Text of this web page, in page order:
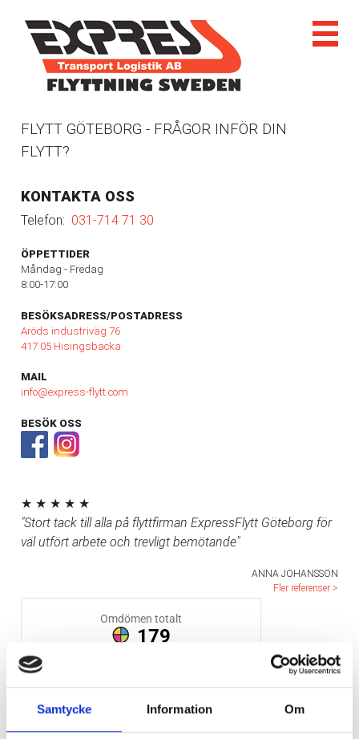
Samtycke Information Om
FLYTT GÖTEBORG - FRÅGOR INFÖR DIN
FLYTT?
KONTAKTA OSS
Telefon: 031-714 71 30
ÖPPETTIDER
Måndag - Fredag
8:00-17:00
BESÖKSADRESS/POSTADRESS
Aröds industriväg 76
417 05 Hisingsbacka
MAIL
info@express-flytt.com
BESÖK OSS
★ ★ ★ ★ ★
"Stort tack till alla på flyttfirman ExpressFlytt Göteborg för
väl utfört arbete och trevligt bemötande"
ANNA JOHANSSON
Fler referenser >